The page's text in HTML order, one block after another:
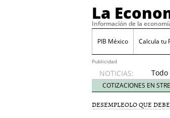
La
Información de la
PIB México Calcula tu
Publicidad
NOTICIAS:
Todo
sobre
SIFX:
COTIZACIONES EN
DESEMPLEOLO QUE